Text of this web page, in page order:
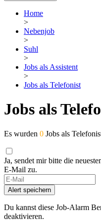
Home
>
Nebenjob
>
Suhl
>
Jobs als Assistent
>
Jobs als Telefonist
Jobs als
Es wurden 0 Jobs als
Ja, sendet mir bitte die
E-Mail zu.
Alert speichern
Du kannst diese Job-Alarm
deaktivieren.